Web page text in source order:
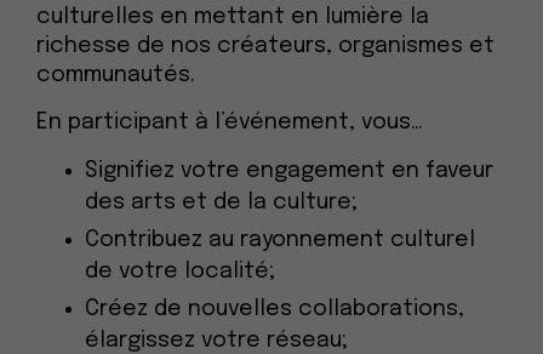
culturelles en mettant en lumière la
richesse de nos créateurs, organismes et
communautés.
En participant à l’événement, vous…
Signifiez votre engagement en faveur
des arts et de la culture;
Contribuez au rayonnement culturel
de votre localité;
Créez de nouvelles collaborations,
élargissez votre réseau;